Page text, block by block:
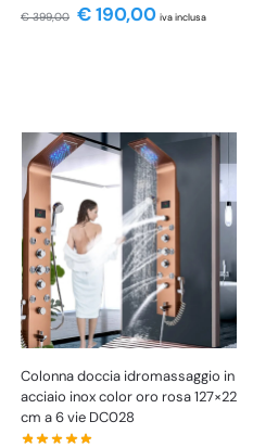
€399,00 €190,00 iva inclusa
Colonna doccia idromassaggio in
acciaio inox color oro rosa 127×22
cm a 6 vie DC028